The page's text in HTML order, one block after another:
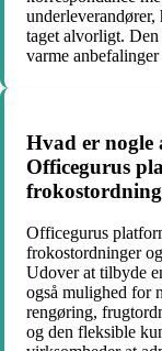
taget alvorligt.
varme
Hvad er nogle
Officegurus
Officegurus
frokostordninger
Udover at tilbyde
også mulighed for
rengøring,
og den fleksible